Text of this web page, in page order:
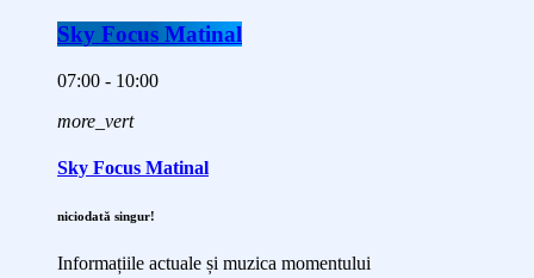
Sky Focus Matinal
07:00 - 10:00
more_vert
Sky Focus Matinal
niciodată singur!
Informațiile actuale și muzica momentului